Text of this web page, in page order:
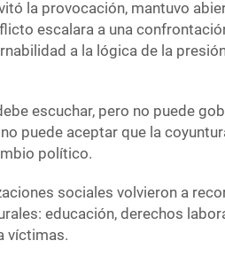
la provocación, mantuvo
escalara a una
a la lógica de la
escuchar, pero no puede
puede aceptar que la
político.
sociales volvieron a
educación, derechos
víctimas.